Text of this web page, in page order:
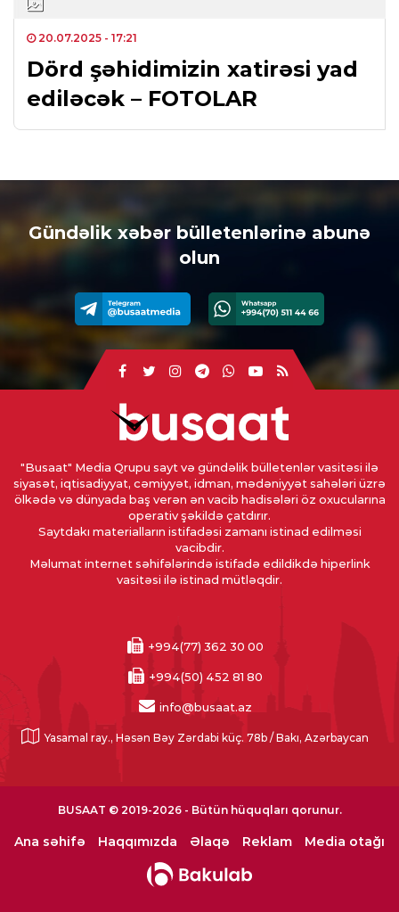
20.07.2025 - 17:21
Dörd şəhidimizin xatirəsi yad
ediləcək – FOTOLAR
Gündəlik xəbər bülletenlərinə abunə
olun
"Busaat" Media Qrupu sayt və gündəlik bülletenlər vasitəsi ilə
siyasət, iqtisadiyyat, cəmiyyət, idman, mədəniyyət sahələri üzrə
ölkədə və dünyada baş verən ən vacib hadisələri öz oxucularına
operativ şəkildə çatdırır.
Saytdakı materialların istifadəsi zamanı istinad edilməsi
vacibdir.
Məlumat internet səhifələrində istifadə edildikdə hiperlink
vasitəsi ilə istinad mütləqdir.
+994(77) 362 30 00
+994(50) 452 81 80
info@busaat.az
Yasamal ray., Həsən Bəy Zərdabi küç. 78b / Bakı, Azərbaycan
BUSAAT © 2019-2026 - Bütün hüquqları qorunur.
Ana səhifə Haqqımızda Əlaqə Reklam Media otağı